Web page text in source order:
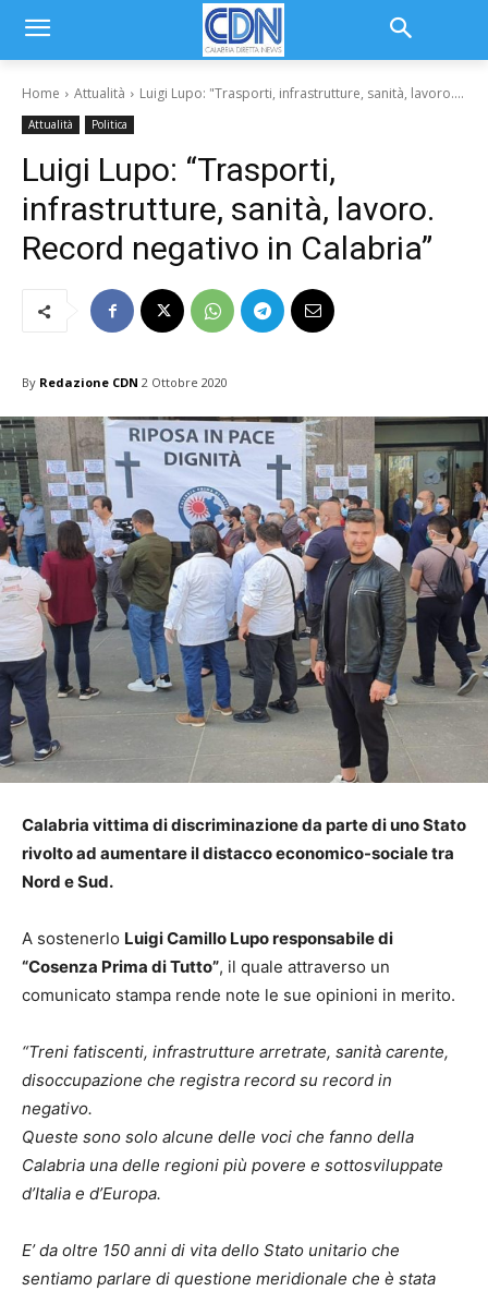
Home Attualità Luigi Lupo: "Trasporti, infrastrutture, sanità, lavoro....
Attualità Politica
Luigi Lupo: “Trasporti,
infrastrutture, sanità, lavoro.
Record negativo in Calabria”
By Redazione CDN 2 Ottobre 2020
Calabria vittima di discriminazione da parte di uno Stato
rivolto ad aumentare il distacco economico-sociale tra
Nord e Sud.
A sostenerlo Luigi Camillo Lupo responsabile di
“Cosenza Prima di Tutto”, il quale attraverso un
comunicato stampa rende note le sue opinioni in merito.
“Treni fatiscenti, infrastrutture arretrate, sanità carente,
disoccupazione che registra record su record in
negativo.
Queste sono solo alcune delle voci che fanno della
Calabria una delle regioni più povere e sottosviluppate
d’Italia e d’Europa.
E’ da oltre 150 anni di vita dello Stato unitario che
sentiamo parlare di questione meridionale che è stata